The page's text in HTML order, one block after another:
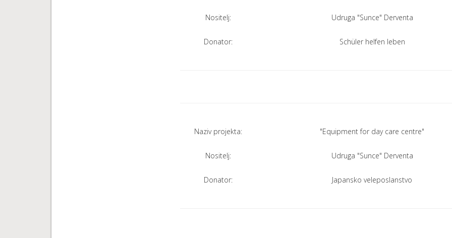
Nositelj: Udruga "Sunce" Derventa
Donator: Schüler helfen leben
Naziv projekta: "Equipment for day care centre"
Nositelj: Udruga "Sunce" Derventa
Donator: Japansko veleposlanstvo